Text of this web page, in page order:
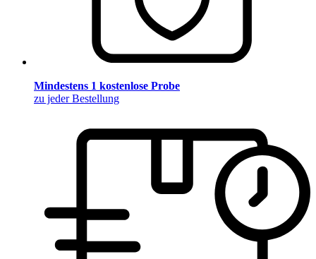
Mindestens 1 kostenlose Probe
zu jeder Bestellung